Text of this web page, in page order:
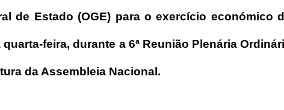
de Estado (OGE) para o exercício económico
feira, durante a 6ª Reunião Plenária
da Assembleia Nacional.